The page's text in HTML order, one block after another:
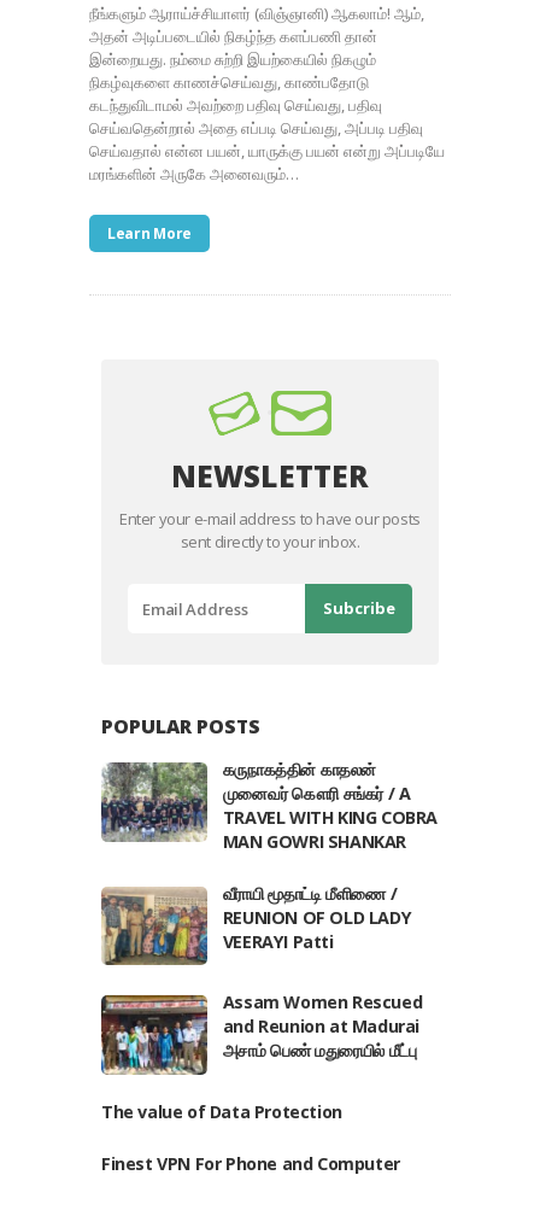
நீங்களும் ஆராய்ச்சியாளர் (விஞ்ஞானி) ஆகலாம்! ஆம்,
அதன் அடிப்படையில் நிகழ்ந்த களப்பணி தான்
இன்றையது. நம்மை சுற்றி இயற்கையில் நிகழும்
நிகழ்வுகளை காணச்செய்வது, காண்பதோடு
கடந்துவிடாமல் அவற்றை பதிவு செய்வது, பதிவு
செய்வதென்றால் அதை எப்படி செய்வது, அப்படி பதிவு
செய்வதால் என்ன பயன், யாருக்கு பயன் என்று அப்படியே
மரங்களின் அருகே அனைவரும்…
Learn More
NEWSLETTER
Enter your e-mail address to have our posts
sent directly to your inbox.
POPULAR POSTS
கருநாகத்தின் காதலன்
முனைவர் கௌரி சங்கர் / A
TRAVEL WITH KING COBRA
MAN GOWRI SHANKAR
வீராயி மூதாட்டி மீளிணை /
REUNION OF OLD LADY
VEERAYI Patti
Assam Women Rescued
and Reunion at Madurai
அசாம் பெண் மதுரையில் மீட்பு
The value of Data Protection
Finest VPN For Phone and Computer